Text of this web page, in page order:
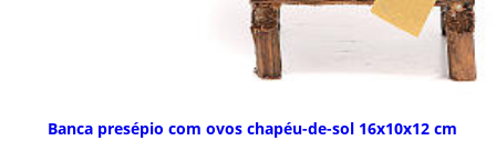
Banca presépio com ovos chapéu-de-sol 16x10x12 cm